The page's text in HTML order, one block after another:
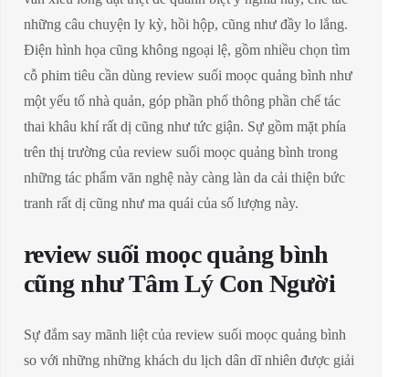
những câu chuyện ly kỳ, hồi hộp, cũng như đầy lo lắng.
Điện hình họa cũng không ngoại lệ, gồm nhiều chọn tìm
cỗ phim tiêu cần dùng review suối moọc quảng bình như
một yếu tố nhà quản, góp phần phổ thông phần chế tác
thai khâu khí rất dị cũng như tức giận. Sự gồm mặt phía
trên thị trường của review suối moọc quảng bình trong
những tác phẩm văn nghệ này càng làn da cải thiện bức
tranh rất dị cũng như ma quái của số lượng này.
review suối moọc quảng bình
cũng như Tâm Lý Con Người
Sự đắm say mãnh liệt của review suối moọc quảng bình
so với những những khách du lịch dân dĩ nhiên được giải